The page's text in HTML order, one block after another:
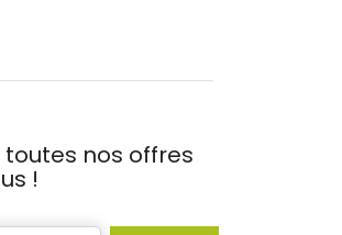
nos offres
!